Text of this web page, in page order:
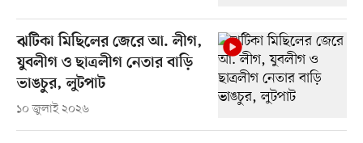
ঝটিকা মিছিলের জেরে আ. লীগ,
যুবলীগ ও ছাত্রলীগ নেতার বাড়ি
ভাঙচুর, লুটপাট
১০ জুলাই ২০২৬